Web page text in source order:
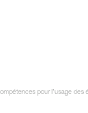
pour l’usage